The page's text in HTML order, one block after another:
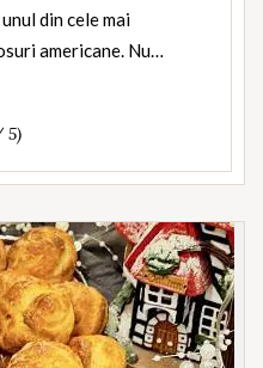
din cele mai
americane. Nu…
5)